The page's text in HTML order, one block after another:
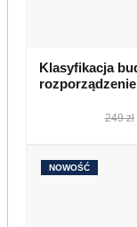
Klasyfikacja
249 zł
NOWOŚĆ